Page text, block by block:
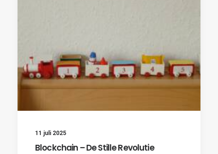
11 juli 2025
Blockchain – De Stille Revolutie